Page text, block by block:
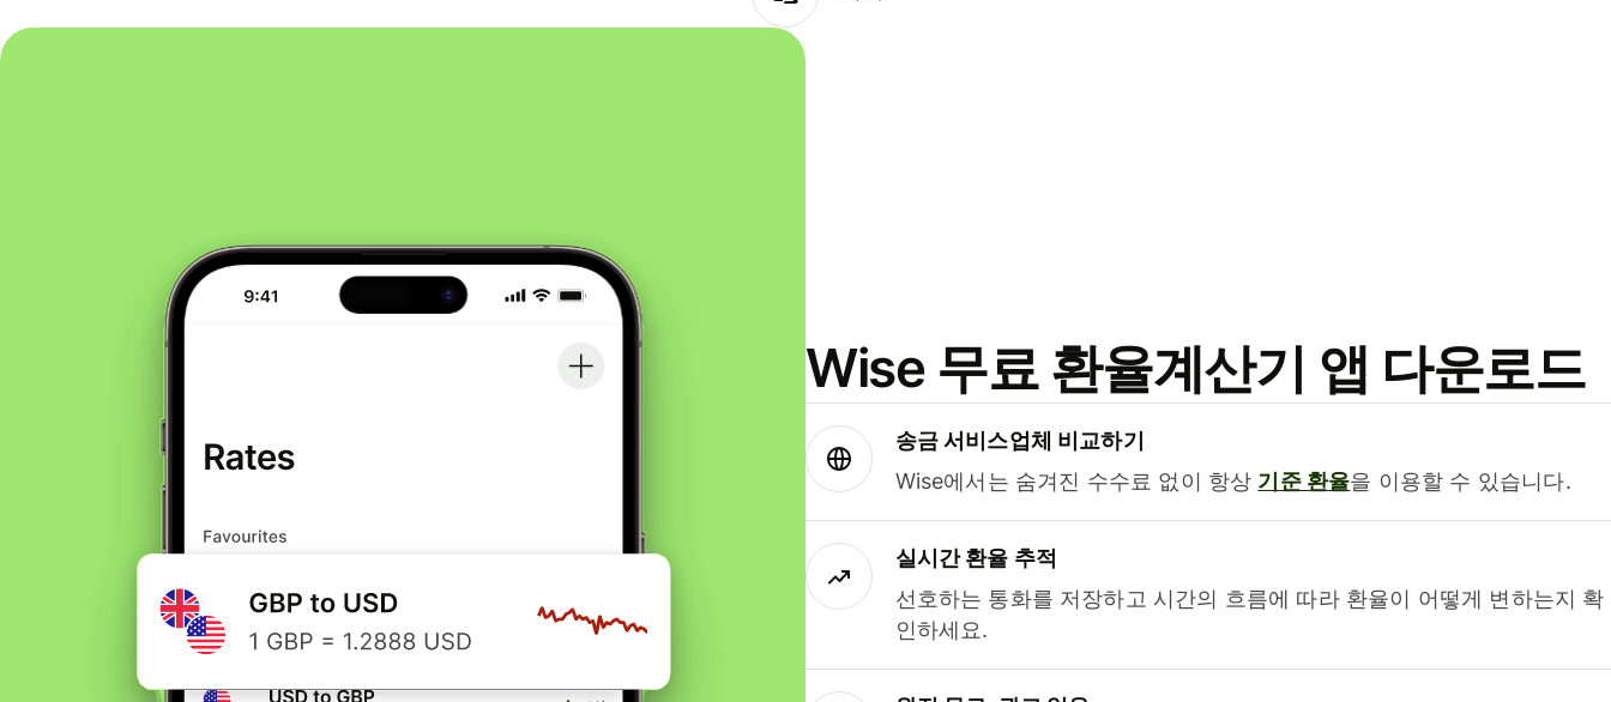
Wise 무료 환율계산기 앱 다운로드
송금 서비스업체 비교하기
Wise에서는 숨겨진 수수료 없이 항상 기준 환율을 이용할 수 있습니다.
실시간 환율 추적
선호하는 통화를 저장하고 시간의 흐름에 따라 환율이 어떻게 변하는지 확
인하세요.